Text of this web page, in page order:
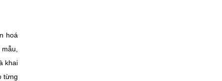
hoá
khai
từng